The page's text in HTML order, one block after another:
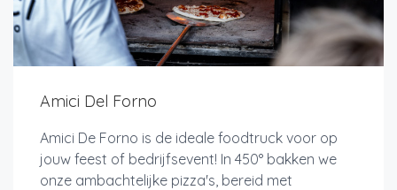
Amici Del Forno
Amici De Forno is de ideale foodtruck voor op
jouw feest of bedrijfsevent! In 450° bakken we
onze ambachtelijke pizza's, bereid met